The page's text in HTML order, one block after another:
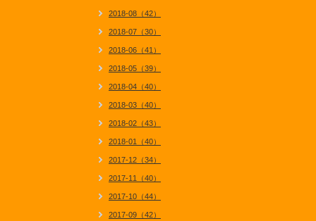
2018-08（42）
2018-07（30）
2018-06（41）
2018-05（39）
2018-04（40）
2018-03（40）
2018-02（43）
2018-01（40）
2017-12（34）
2017-11（40）
2017-10（44）
2017-09（42）